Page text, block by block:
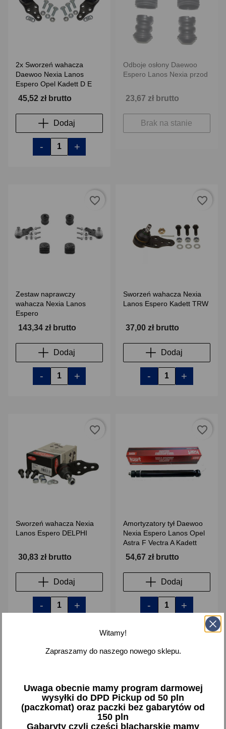
2x Sworzeń wahacza
Daewoo Nexia Lanos
Espero Opel Kadett D E
45,52 zł brutto
Dodaj
- +
Odboje osłony Daewoo
Espero Lanos Nexia przod
23,67 zł brutto
Brak na stanie
Zestaw naprawczy
wahacza Nexia Lanos
Espero
143,34 zł brutto
Dodaj
- +
favorite_border
Sworzeń wahacza Nexia
Lanos Espero Kadett TRW
37,00 zł brutto
Dodaj
- +
favorite_border
Sworzeń wahacza Nexia
Lanos Espero DELPHI
30,83 zł brutto
Dodaj
- +
favorite_border
Amortyzatory tył Daewoo
Nexia Espero Lanos Opel
Astra F Vectra A Kadett
54,67 zł brutto
Dodaj
- +
favorite_border
Witamy!
Zapraszamy do naszego nowego sklepu.
Uwaga obecnie mamy program darmowej
wysyłki do DPD Pickup od 50 pln
(paczkomat) oraz paczki bez gabarytów od
150 pln
Gabaryty czyli części blacharskie mamy